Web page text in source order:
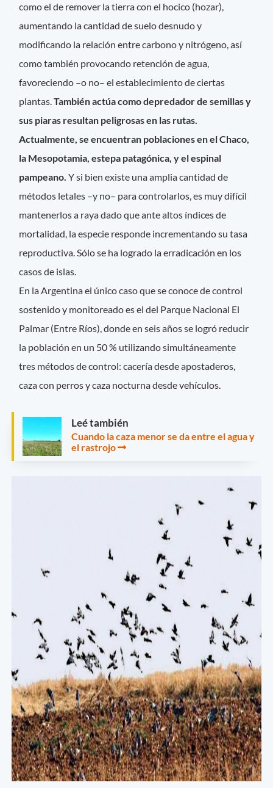
como el de remover la tierra con el hocico (hozar),
aumentando la cantidad de suelo desnudo y
modificando la relación entre carbono y nitrógeno, así
como también provocando retención de agua,
favoreciendo –o no– el establecimiento de ciertas
plantas.También actúa como depredador de semillas y
sus piaras resultan peligrosas en las rutas.
Actualmente, se encuentran poblaciones en el Chaco,
la Mesopotamia, estepa patagónica, y el espinal
pampeano.Y si bien existe una amplia cantidad de
métodos letales –y no– para controlarlos, es muy difícil
mantenerlos a raya dado que ante altos índices de
mortalidad, la especie responde incrementando su tasa
reproductiva. Sólo se ha logrado la erradicación en los
casos de islas.
En la Argentina el único caso que se conoce de control
sostenido y monitoreado es el del Parque Nacional El
Palmar (Entre Ríos), donde en seis años se logró reducir
la población en un 50 % utilizando simultáneamente
tres métodos de control: cacería desde apostaderos,
caza con perros y caza nocturna desde vehículos.
Leé también
Cuando la caza menor se da entre el agua y
el rastrojo